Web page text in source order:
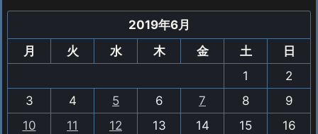
2019年6月
月
火 水 木 金 土
日
1
2
3
4 5 6 7 8
9
10
11 12 13 14 15
16